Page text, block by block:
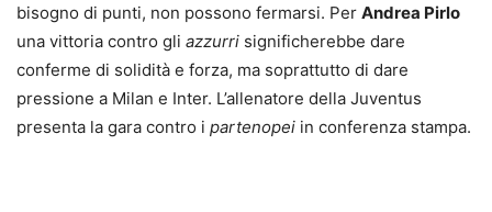
bisogno di punti, non possono fermarsi. Per Andrea Pirlo
una vittoria contro gli azzurri significherebbe dare
conferme di solidità e forza, ma soprattutto di dare
pressione a Milan e Inter. L’allenatore della Juventus
presenta la gara contro i partenopei in conferenza stampa.